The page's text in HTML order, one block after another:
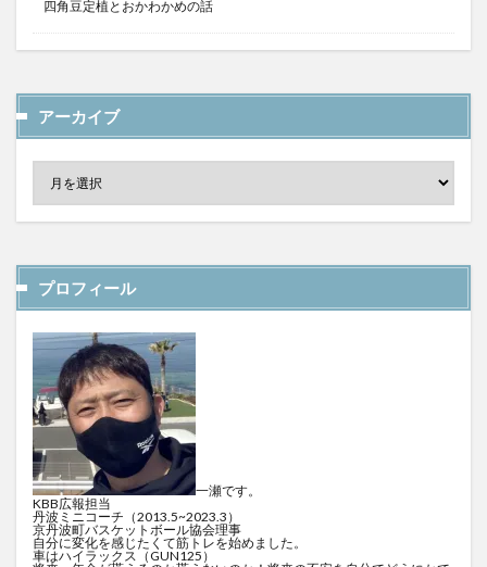
四角豆定植とおかわかめの話
アーカイブ
プロフィール
一瀬です。
KBB広報担当
丹波ミニコーチ（2013.5~2023.3）
京丹波町バスケットボール協会理事
自分に変化を感じたくて筋トレを始めました。
車はハイラックス（GUN125）